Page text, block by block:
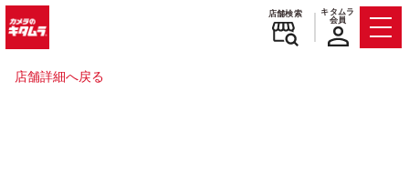
店舗検索
キタムラ
会員
店舗詳細へ戻る